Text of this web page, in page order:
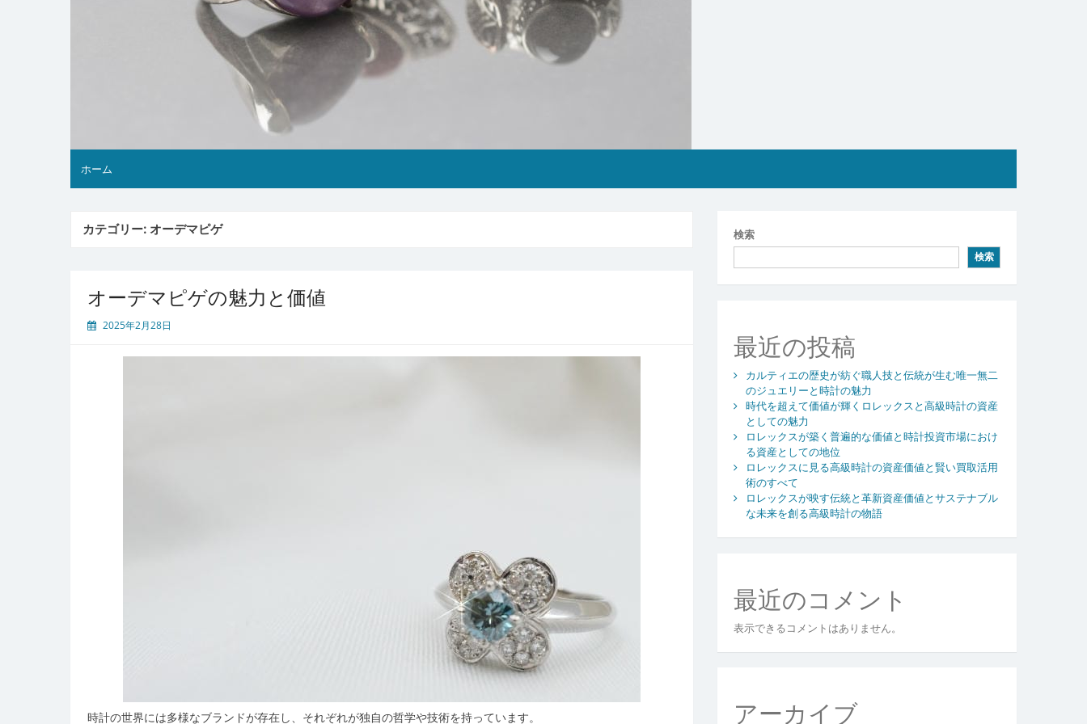
ホーム
カテゴリー: オーデマピゲ
オーデマピゲの魅力と価値
2025年2月28日
時計の世界には多様なブランドが存在し、それぞれが独自の哲学や技術を持っています。
検索
検索
最近の投稿
カルティエの歴史が紡ぐ職人技と伝統が生む唯一無二
のジュエリーと時計の魅力
時代を超えて価値が輝くロレックスと高級時計の資産
としての魅力
ロレックスが築く普遍的な価値と時計投資市場におけ
る資産としての地位
ロレックスに見る高級時計の資産価値と賢い買取活用
術のすべて
ロレックスが映す伝統と革新資産価値とサステナブル
な未来を創る高級時計の物語
最近のコメント
表示できるコメントはありません。
アーカイブ